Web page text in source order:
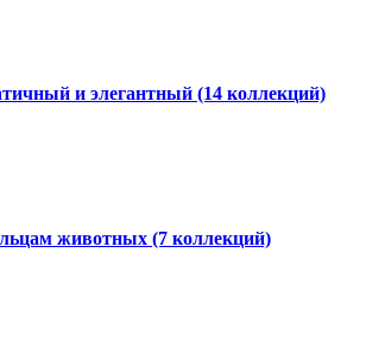
и элегантный (14 коллекций)
животных (7 коллекций)